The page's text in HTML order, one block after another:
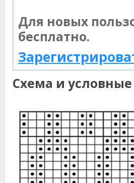
Для новых
бесплатно.
Схема и